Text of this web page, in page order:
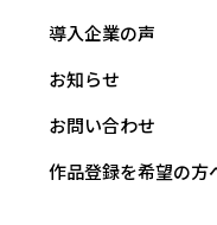
導入企業の声
お知らせ
お問い合わせ
作品登録を希望の方